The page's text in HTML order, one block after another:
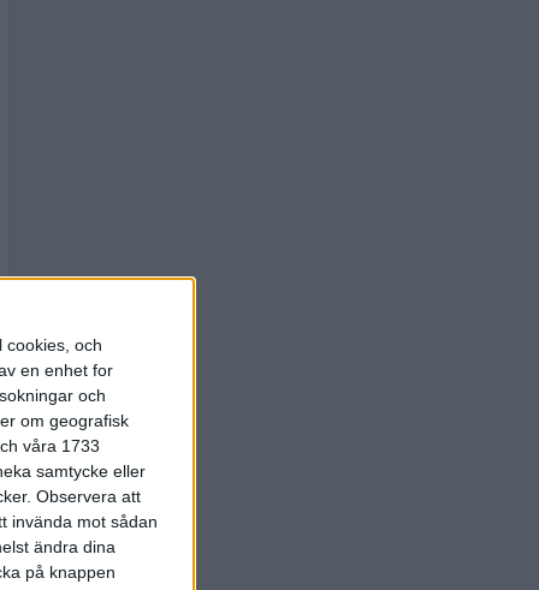
cookies, och
en enhet for
och
om geografisk
våra 1733
samtycke eller
Observera att
invända mot sådan
ändra dina
på knappen